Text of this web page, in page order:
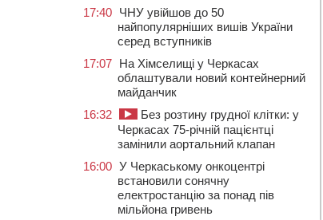
17:40 ЧНУ увійшов до 50
найпопулярніших вишів України
серед вступників
17:07 На Хімселищі у Черкасах
облаштували новий контейнерний
майданчик
16:32
Без розтину грудної клітки: у
Черкасах 75-річній пацієнтці
замінили аортальний клапан
16:00 У Черкаському онкоцентрі
встановили сонячну
електростанцію за понад пів
мільйона гривень